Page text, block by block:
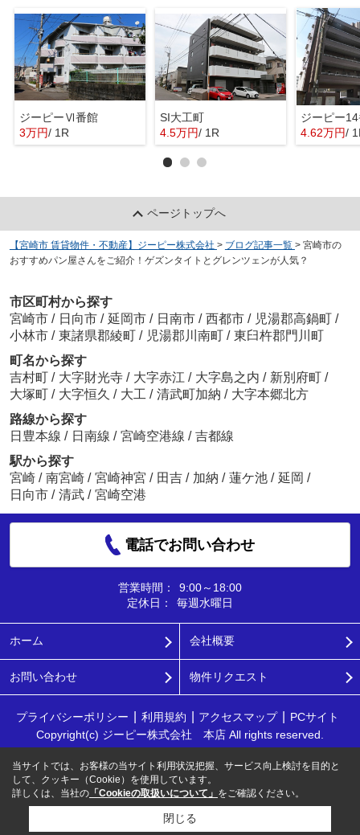
ジーピーⅥ番館
3万円/ 1R
SI大工町
4.5万円/ 1R
ジーピー
4.62万円/
ページトップへ
【宮崎市 賃貸物件・不動産】ジーピー株式会社 > ブログ記事一覧 > 宮崎市の
おすすめパン屋さんをご紹介！ゲズンタイトとグレンツェンが人気？
市区町村から探す
宮崎市 / 日向市 / 延岡市 / 日南市 / 西都市 / 児湯郡高鍋町 /
小林市 / 東諸県郡綾町 / 児湯郡川南町 / 東臼杵郡門川町
町名から探す
吉村町 / 大字財光寺 / 大字赤江 / 大字島之内 / 新別府町 /
大塚町 / 大字恒久 / 大工 / 清武町加納 / 大字本郷北方
路線から探す
日豊本線 / 日南線 / 宮崎空港線 / 吉都線
駅から探す
宮崎 / 南宮崎 / 宮崎神宮 / 田吉 / 加納 / 蓮ケ池 / 延岡 /
日向市 / 清武 / 宮崎空港
電話でお問い合わせ
営業時間：
9:00～18:00
定休日：
毎週水曜日
ホーム 会社概要
お問い合わせ 物件リクエスト
プライバシーポリシー 利用規約 アクセスマップ
PCサイト
Copyright(c) ジーピー株式会社 本店 All rights reserved.
当サイトでは、お客様の当サイト利用状況把握、サービス向上検討を目的と
して、クッキー（Cookie）を使用しています。
詳しくは、当社の 「Cookieの取扱いについて」 をご確認ください。
閉じる